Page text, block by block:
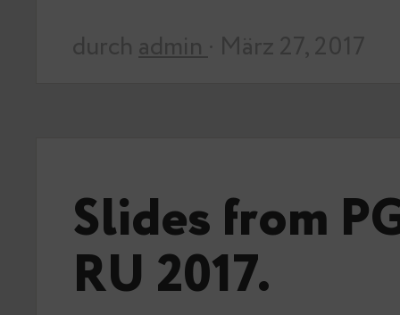
Slides from
RU 2017.